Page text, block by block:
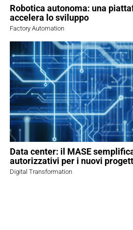
Robotica autonoma: una
accelera lo sviluppo
Factory Automation
Data center: il MASE
autorizzativi per i nuovi
Digital Transformation